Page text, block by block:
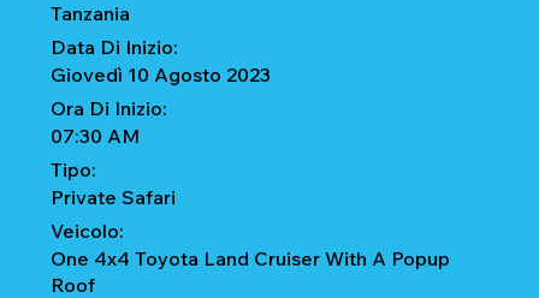
Tanzania
Data Di Inizio:
Giovedì 10 Agosto 2023
Ora Di Inizio:
07:30 AM
Tipo:
Private Safari
Veicolo:
One 4x4 Toyota Land Cruiser With A Popup
Roof